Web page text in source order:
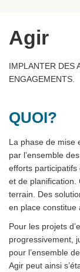
Agir
IMPLANTER DES
ENGAGEMENTS.
QUOI?
La phase de mise
par l’ensemble
efforts participatifs
et de planification.
terrain. Des
en place constitue
Pour les projets
progressivement,
pour l’ensemble
Agir peut ainsi